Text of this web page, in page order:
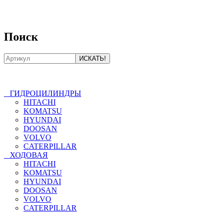
Поиск
ГИДРОЦИЛИНДРЫ
HITACHI
KOMATSU
HYUNDAI
DOOSAN
VOLVO
CATERPILLAR
ХОДОВАЯ
HITACHI
KOMATSU
HYUNDAI
DOOSAN
VOLVO
CATERPILLAR